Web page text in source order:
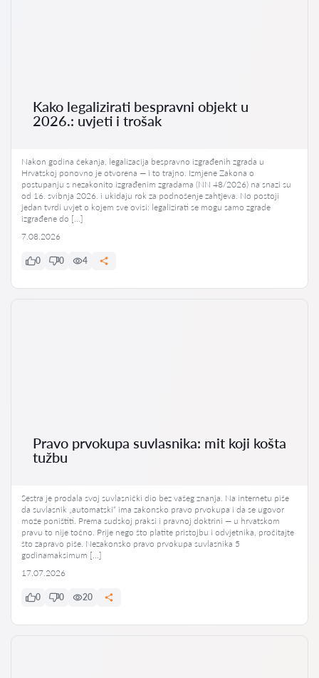
Kako legalizirati bespravni objekt u
2026.: uvjeti i trošak
Nakon godina čekanja, legalizacija bespravno izgrađenih zgrada u
Hrvatskoj ponovno je otvorena — i to trajno. Izmjene Zakona o
postupanju s nezakonito izgrađenim zgradama (NN 48/2026) na snazi su
od 16. svibnja 2026. i ukidaju rok za podnošenje zahtjeva. No postoji
jedan tvrdi uvjet o kojem sve ovisi: legalizirati se mogu samo zgrade
izgrađene do […]
7.08.2026
0 0 4
Pravo prvokupa suvlasnika: mit koji košta
tužbu
Sestra je prodala svoj suvlasnički dio bez vašeg znanja. Na internetu piše
da suvlasnik „automatski“ ima zakonsko pravo prvokupa i da se ugovor
može poništiti. Prema sudskoj praksi i pravnoj doktrini — u hrvatskom
pravu to nije točno. Prije nego što platite pristojbu i odvjetnika, pročitajte
što zapravo piše. Nezakonsko pravo prvokupa suvlasnika 5
godinamaksimum […]
17.07.2026
0 0 20